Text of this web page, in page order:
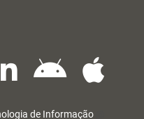
de Informação